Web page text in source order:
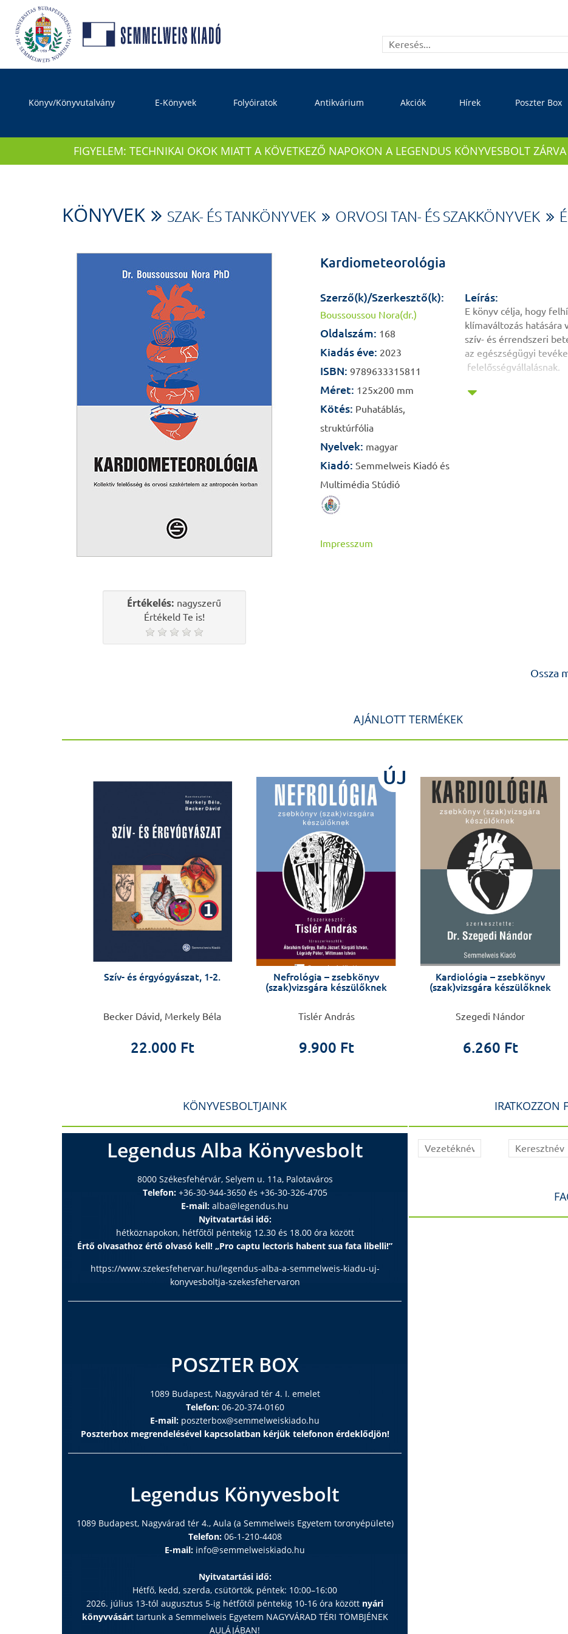
Könyv/Könyvutalvány E-Könyvek Folyóiratok Antikvárium Akciók Hírek Poszter Box
FIGYELEM: TECHNIKAI OKOK MIATT A KÖVETKEZŐ NAPOKON A LEGENDUS KÖNYVESBOLT
KÖNYVEK SZAK- ÉS TANKÖNYVEK ORVOSI TAN- ÉS SZAKKÖNYVEK
Értékelés: nagyszerű
Értékeld Te is!
Kardiometeorológia
Szerző(k)/Szerkesztő(k):
Boussoussou Nora(dr.)
Oldalszám: 168
Kiadás éve: 2023
ISBN: 9789633315811
Méret: 125x200 mm
Kötés: Puhatáblás,
struktúrfólia
Nyelvek: magyar
Kiadó: Semmelweis Kiadó és
Multimédia Stúdió
Impresszum
Leírás:
E könyv célja, hogy
klímaváltozás
szív- és érrendszeri
az egészségügyi
felelősségvállalásnak.
Ossza
AJÁNLOTT TERMÉKEK
Szív- és érgyógyászat, 1-2.
Becker Dávid, Merkely Béla
22.000 Ft
ÚJ
Nefrológia – zsebkönyv
(szak)vizsgára készülőknek
Tislér András
9.900 Ft
Kardiológia – zsebkönyv
(szak)vizsgára készülőknek
Szegedi Nándor
6.260 Ft
KÖNYVESBOLTJAINK
Legendus Alba Könyvesbolt
8000 Székesfehérvár, Selyem u. 11a, Palotaváros
Telefon:+36-30-944-3650 és +36-30-326-4705
E-mail: alba@legendus.hu
Nyitvatartási idő:
hétköznapokon, hétfőtől péntekig 12.30 és 18.00 óra között
Értő olvasathoz értő olvasó kell! „Pro captu lectoris habent sua fata libelli!”
https://www.szekesfehervar.hu/legendus-alba-a-semmelweis-kiadu-uj-
konyvesboltja-szekesfehervaron
POSZTER BOX
1089 Budapest, Nagyvárad tér 4. I. emelet
Telefon:06-20-374-0160
E-mail: poszterbox@semmelweiskiado.hu
Poszterbox megrendelésével kapcsolatban kérjük telefonon érdeklődjön!
Legendus Könyvesbolt
1089 Budapest, Nagyvárad tér 4., Aula (a Semmelweis Egyetem toronyépülete)
Telefon:06-1-210-4408
E-mail: info@semmelweiskiado.hu
Nyitvatartási idő:
Hétfő, kedd, szerda, csütörtök, péntek: 10:00–16:00
2026. július 13-tól augusztus 5-ig hétfőtől péntekig 10-16 óra között nyári
könyvvásárt tartunk a Semmelweis Egyetem NAGYVÁRAD TÉRI TÖMBJÉNEK
AULÁJÁBAN!
IRATKOZZON